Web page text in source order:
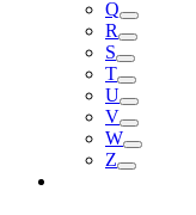
Q
R
S
T
U
V
W
Z